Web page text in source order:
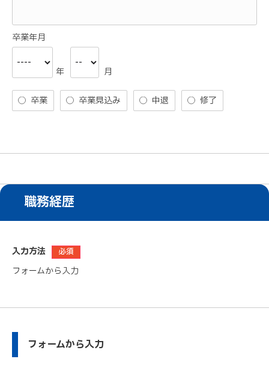
卒業年月
年 月
卒業 卒業見込み 中退 修了
職務経歴
入力方法 必須
フォームから入力
フォームから入力